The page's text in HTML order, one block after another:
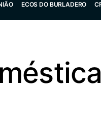
ECOS DO BURLADERO